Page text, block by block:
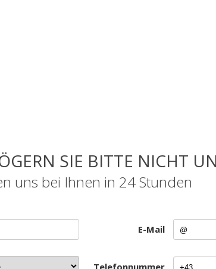
SIE BITTE NICHT
uns bei Ihnen in 24 Stunden
E-Mail
Telefonnummer